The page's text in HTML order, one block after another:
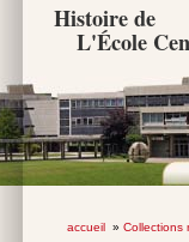
Histoire de
L'École
accueil» Collections